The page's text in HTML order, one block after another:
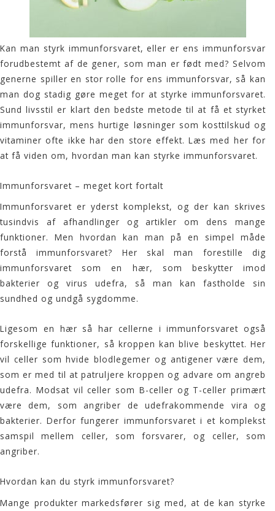
Kan man styrk immunforsvaret, eller er ens immunforsvar
forudbestemt af de gener, som man er født med? Selvom
generne spiller en stor rolle for ens immunforsvar, så kan
man dog stadig gøre meget for at styrke immunforsvaret.
Sund livsstil er klart den bedste metode til at få et styrket
immunforsvar, mens hurtige løsninger som kosttilskud og
vitaminer ofte ikke har den store effekt. Læs med her for
at få viden om, hvordan man kan styrke immunforsvaret.
Immunforsvaret – meget kort fortalt
Immunforsvaret er yderst komplekst, og der kan skrives
tusindvis af afhandlinger og artikler om dens mange
funktioner. Men hvordan kan man på en simpel måde
forstå immunforsvaret? Her skal man forestille dig
immunforsvaret som en hær, som beskytter imod
bakterier og virus udefra, så man kan fastholde sin
sundhed og undgå sygdomme.
Ligesom en hær så har cellerne i immunforsvaret også
forskellige funktioner, så kroppen kan blive beskyttet. Her
vil celler som hvide blodlegemer og antigener være dem,
som er med til at patruljere kroppen og advare om angreb
udefra. Modsat vil celler som B-celler og T-celler primært
være dem, som angriber de udefrakommende vira og
bakterier. Derfor fungerer immunforsvaret i et komplekst
samspil mellem celler, som forsvarer, og celler, som
angriber.
Hvordan kan du styrk immunforsvaret?
Mange produkter markedsfører sig med, at de kan styrke